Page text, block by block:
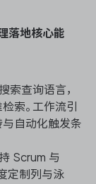
落地核心能
索查询语言，
索。工作流引
自动化触发条
Scrum 与
定制列与泳